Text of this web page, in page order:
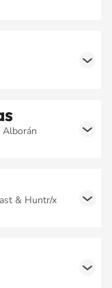
Alborán
& Huntr/x